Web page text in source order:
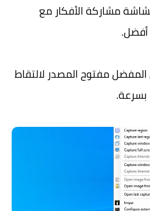
مشاركة الأفكار مع
أفضل.
مفتوح المصدر لالتقاط
بسرعة.